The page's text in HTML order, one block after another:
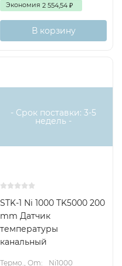
Экономия 2 554,54 ₽
В корзину
- Срок поставки: 3-5
недель -
STK-1 Ni 1000 TK5000 200
mm Датчик
температуры
канальный
Термо., Om:
Ni1000